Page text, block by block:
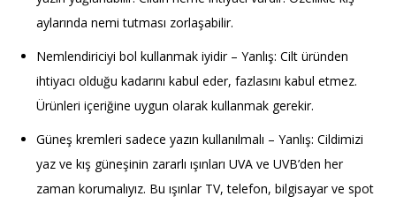
aylarında nemi tutması zorlaşabilir.
Nemlendiriciyi bol kullanmak iyidir – Yanlış: Cilt üründen
ihtiyacı olduğu kadarını kabul eder, fazlasını kabul etmez.
Ürünleri içeriğine uygun olarak kullanmak gerekir.
Güneş kremleri sadece yazın kullanılmalı – Yanlış: Cildimizi
yaz ve kış güneşinin zararlı ışınları UVA ve UVB’den her
zaman korumalıyız. Bu ışınlar TV, telefon, bilgisayar ve spot